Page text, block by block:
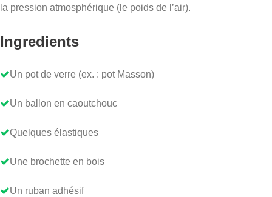
la pression atmosphérique (le poids de l’air).
Ingredients
Un pot de verre (ex. : pot Masson)
Un ballon en caoutchouc
Quelques élastiques
Une brochette en bois
Un ruban adhésif